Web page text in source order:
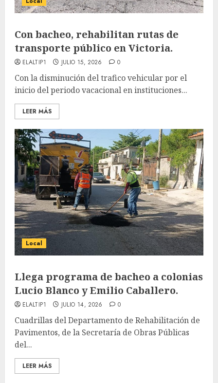
Con bacheo, rehabilitan rutas de
transporte público en Victoria.
ELALTIP1 JULIO 15, 2026 0
Con la disminución del trafico vehicular por el
inicio del periodo vacacional en instituciones...
LEER MÁS
Local
Llega programa de bacheo a colonias
Lucio Blanco y Emilio Caballero.
ELALTIP1 JULIO 14, 2026 0
Cuadrillas del Departamento de Rehabilitación de
Pavimentos, de la Secretaría de Obras Públicas
del...
LEER MÁS